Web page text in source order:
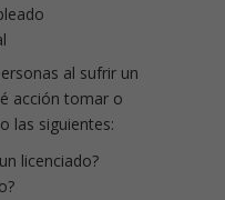
al sufrir un
acción tomar o
las siguientes:
licenciado?